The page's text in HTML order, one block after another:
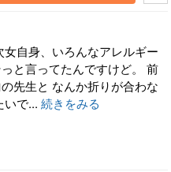
自身、いろんなアレルギー
と言ってたんですけど。 前
先生と なんか折りが合わな
いで... 続きをみる